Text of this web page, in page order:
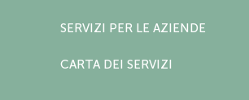
SERVIZI PER LE AZIENDE
CARTA DEI SERVIZI